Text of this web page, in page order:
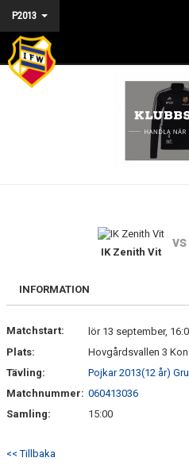
P2013
HEM - P2013
BILDGALLERI
IK Zenith Vit
vs
INFORMATION
Matchstart:
lör 13 september,
Plats:
Hovgårdsvallen 3
Tävling:
Pojkar 2013(12 år)
Matchnummer: 060413036
Samling:
15:00
<< Tillbaka